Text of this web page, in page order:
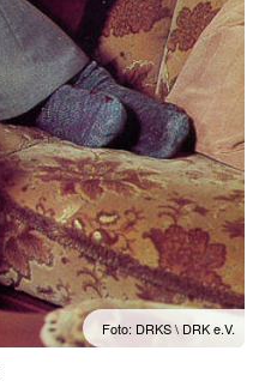
Foto: DRKS \ DRK e.V.